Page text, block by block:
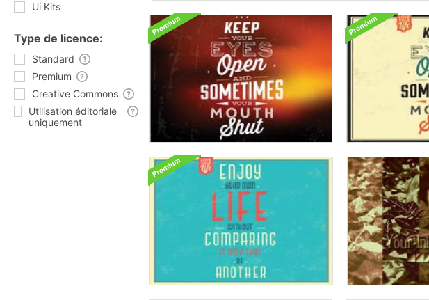
Ui Kits
Type de licence:
Standard
Premium
Creative Commons
Utilisation éditoriale
uniquement